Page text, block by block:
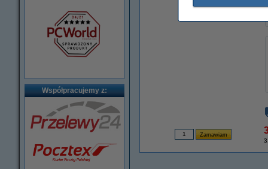
Współpracujemy z: